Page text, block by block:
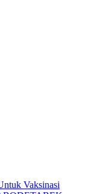
Vaksinasi